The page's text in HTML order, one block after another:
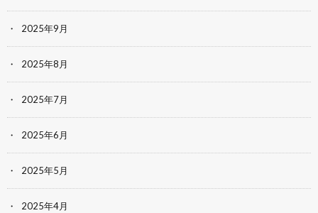
2025年9月
2025年8月
2025年7月
2025年6月
2025年5月
2025年4月